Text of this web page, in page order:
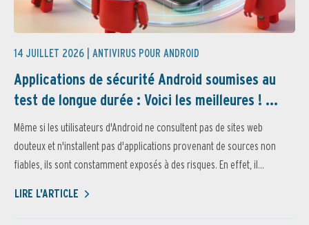
14 JUILLET 2026 | ANTIVIRUS POUR ANDROID
Applications de sécurité Android soumises au
test de longue durée : Voici les meilleures ! ...
Même si les utilisateurs d'Android ne consultent pas de sites web
douteux et n'installent pas d'applications provenant de sources non
fiables, ils sont constamment exposés à des risques. En effet, il...
LIRE L'ARTICLE